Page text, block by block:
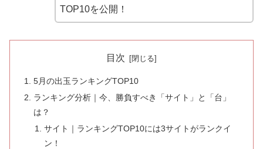
TOP10を公開！
目次
5月の出玉ランキングTOP10
ランキング分析｜今、勝負すべき「サイト」と「台」
は？
サイト｜ランキングTOP10には3サイトがランクイ
ン！